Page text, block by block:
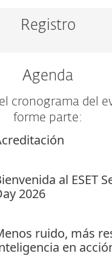
Registro
Agenda
cronograma del
forme parte:
al ESET
2026
ruido, más
en